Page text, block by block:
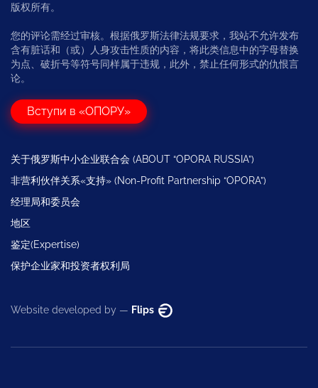
版权所有。
您的评论需经过审核。根据俄罗斯法律法规要求，我站不允许发布
含有脏话和（或）人身攻击性质的内容，将此类信息中的字母替换
为点、破折号等符号同样属于违规，此外，禁止任何形式的仇恨言
论。
Вступи в «ОПОРУ»
关于俄罗斯中小企业联合会 (ABOUT “OPORA RUSSIA”)
非营利伙伴关系«支持» (Non-Profit Partnership “OPORA”)
经理局和委员会
地区
鉴定(Expertise)
保护企业家和投资者权利局
Website developed by — Flips